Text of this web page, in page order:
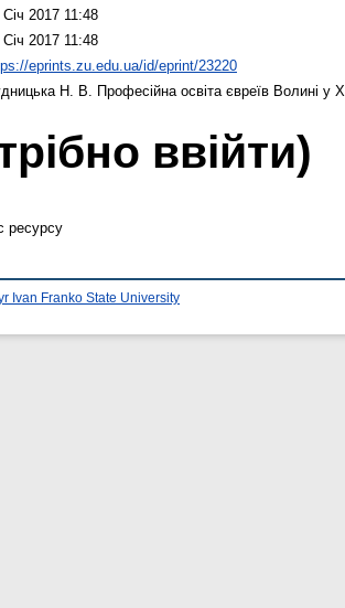
Січ 2017 11:48
Січ 2017 11:48
eprints.zu.edu.ua/id/eprint/23220
Н. В. Професійна освіта євреїв Волині
ввійти)
ресурсу
Ivan Franko State University